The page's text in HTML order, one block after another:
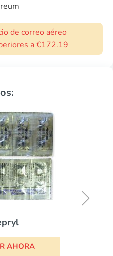
de correo aéreo
a €172.19
AHORA